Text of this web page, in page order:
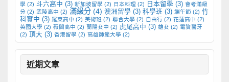
學 (2) 斗六高中 (3) 新加坡留學 (2) 日本料理 (2) 日本留學 (3) 會考滿級
分(2) 武陵高中 (2) 滿級分(4) 澳洲留學 (3) 科學班 (3) 端午節(2) 竹
科實中 (3) 羅東高中 (2) 美術班 (2) 聯合大學 (2) 自由行(2) 花蓮高中 (2)
英國大學 (2) 薇閣高中 (2) 蘭陽女中 (2) 虎尾高中 (3) 雄女 (2) 電資醫牙
(2) 頂大 (3) 香港留學 (2) 高雄師範大學 (2)
近期文章